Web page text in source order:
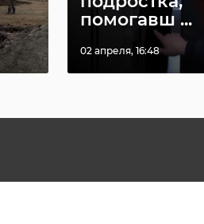
помогавш ...
02 апреля, 16:48